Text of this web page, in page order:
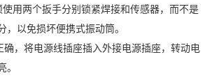
用两个扳手分别锁紧焊接和传感器，而不是
，以免损坏便携式振动筒。
，将电源线插座插入外接电源插座，转动电
。